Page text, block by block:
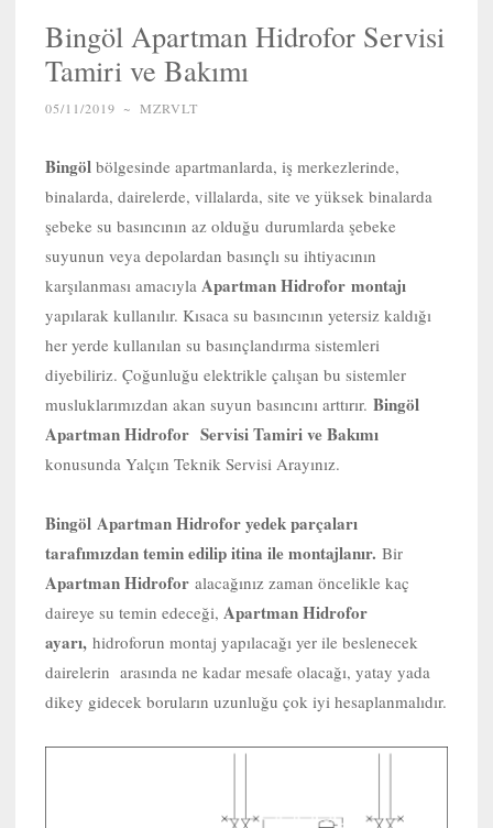
Bingöl Apartman Hidrofor Servisi
Tamiri ve Bakımı
05/11/2019 ~ MZRVLT
Bingöl bölgesinde apartmanlarda, iş merkezlerinde,
binalarda, dairelerde, villalarda, site ve yüksek binalarda
şebeke su basıncının az olduğu durumlarda şebeke
suyunun veya depolardan basınçlı su ihtiyacının
karşılanması amacıyla Apartman Hidrofor montajı
yapılarak kullanılır. Kısaca su basıncının yetersiz kaldığı
her yerde kullanılan su basınçlandırma sistemleri
diyebiliriz. Çoğunluğu elektrikle çalışan bu sistemler
musluklarımızdan akan suyun basıncını arttırır. Bingöl
Apartman Hidrofor Servisi Tamiri ve Bakımı
konusunda Yalçın Teknik Servisi Arayınız.
Bingöl Apartman Hidrofor yedek parçaları
tarafımızdan temin edilip itina ile montajlanır. Bir
Apartman Hidrofor alacağınız zaman öncelikle kaç
daireye su temin edeceği, Apartman Hidrofor
ayarı, hidroforun montaj yapılacağı yer ile beslenecek
dairelerin arasında ne kadar mesafe olacağı, yatay yada
dikey gidecek boruların uzunluğu çok iyi hesaplanmalıdır.